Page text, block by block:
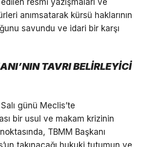
anımsatarak kürsü haklarının
savundu ve idari bir karşı
TAVRI BELİRLEYİCİ
günü Meclis’te
bir usul ve makam krizinin
TBMM Başkanı
takınacağı hukuki tutumun ve